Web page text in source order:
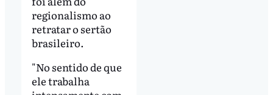
regionalismo ao
retratar o sertão
brasileiro.
"No sentido de que
ele trabalha